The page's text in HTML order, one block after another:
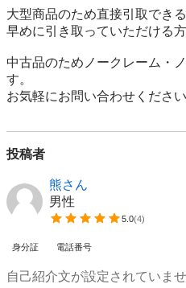
大型商品のため直接引取でき
早めに引き取っていただける
中古品のためノークレーム・
す。
お気軽にお問い合わせください
投稿者
熊さん
男性
5.0(4)
身分証 電話番号
自己紹介文が設定されていま